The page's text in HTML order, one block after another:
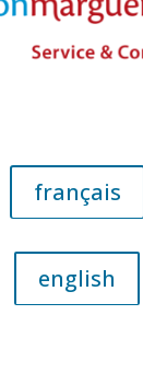
français
english